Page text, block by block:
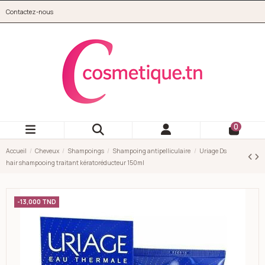
Contactez-nous
0
Accueil Cheveux Shampoings Shampoing antipelliculaire
Uriage Ds
hair shampooing traitant kératoréducteur 150ml
-13,000 TND